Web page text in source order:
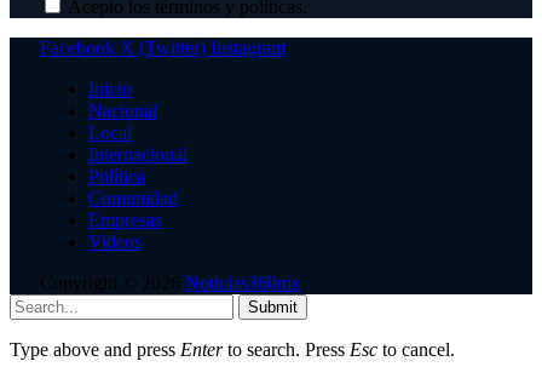
Acepto los términos y políticas.
Facebook X (Twitter) Instagram
Inicio
Nacional
Local
Internacional
Política
Comunidad
Empresas
Videos
Copyright © 2026 Noticias360mx
Submit
Type above and press Enterto search. Press Esc to cancel.